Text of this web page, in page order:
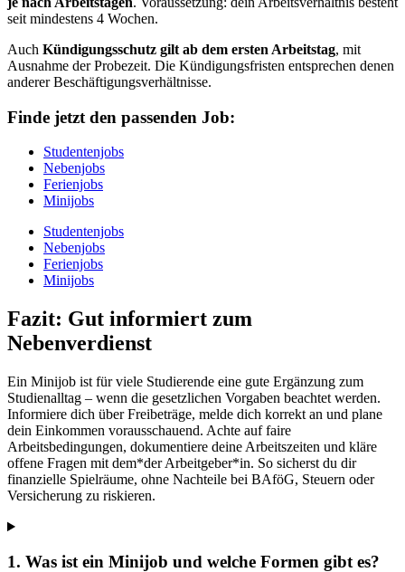
seit mindestens 4 Wochen.
Auch Kündigungsschutz gilt ab dem ersten Arbeitstag, mit
Ausnahme der Probezeit. Die Kündigungsfristen entsprechen denen
anderer Beschäftigungsverhältnisse.
Finde jetzt den passenden Job:
Studentenjobs
Nebenjobs
Ferienjobs
Minijobs
Studentenjobs
Nebenjobs
Ferienjobs
Minijobs
Fazit: Gut informiert zum
Nebenverdienst
Ein Minijob ist für viele Studierende eine gute Ergänzung zum
Studienalltag – wenn die gesetzlichen Vorgaben beachtet werden.
Informiere dich über Freibeträge, melde dich korrekt an und plane
dein Einkommen vorausschauend. Achte auf faire
Arbeitsbedingungen, dokumentiere deine Arbeitszeiten und kläre
offene Fragen mit dem*der Arbeitgeber*in. So sicherst du dir
finanzielle Spielräume, ohne Nachteile bei BAföG, Steuern oder
Versicherung zu riskieren.
1. Was ist ein Minijob und welche Formen gibt es?